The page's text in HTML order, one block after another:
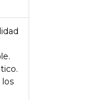
los